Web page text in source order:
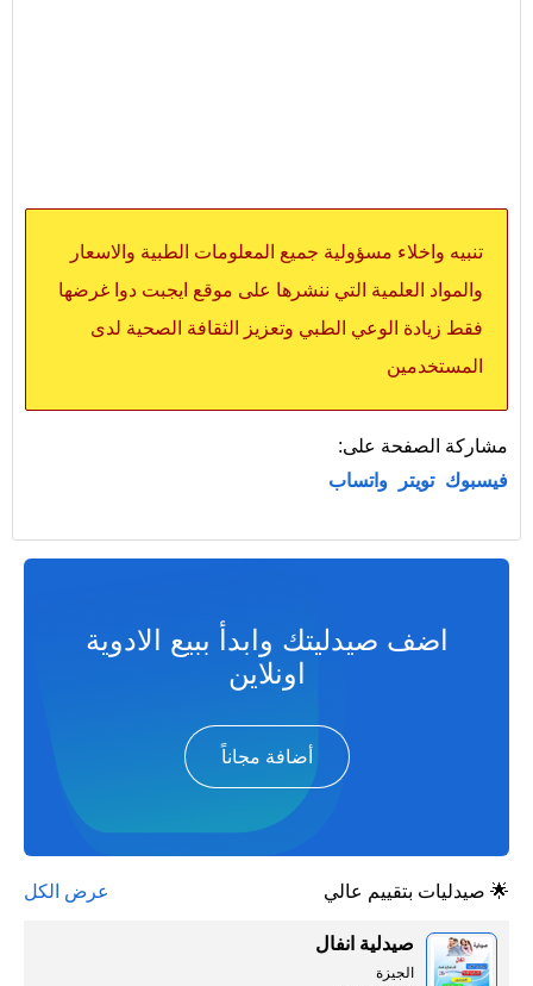
تنبيه واخلاء مسؤولية جميع المعلومات الطبية والاسعار
والمواد العلمية التي ننشرها على موقع ايجبت دوا غرضها
فقط زيادة الوعي الطبي وتعزيز الثقافة الصحية لدى
المستخدمين
مشاركة الصفحة على:
فيسبوك تويتر واتساب
اضف صيدليتك وابدأ ببيع الادوية
اونلاين
أضافة مجاناً
🌟 صيدليات بتقييم عالي عرض الكل
صيدلية انفال
الجيزة